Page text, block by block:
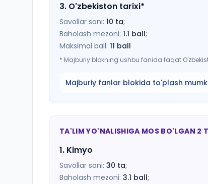
3. O'zbekiston tarixi*
Savollar soni: 10 ta;
Baholash mezoni: 1.1 ball;
Maksimal ball: 11 ball
* Majburiy blokning ushbu fanida faqat
Majburiy fanlar blokida to'plash
TA'LIM YO'NALISHIGA MOS BO'LGAN 2
1. Kimyo
Savollar soni: 30 ta;
Baholash mezoni: 3.1 ball;